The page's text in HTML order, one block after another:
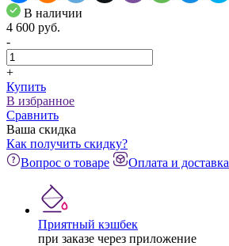
В наличии
4 600 pуб.
-
+
Купить
В избранное
Сравнить
Ваша скидка
Как получить скидку?
Вопрос о товаре
Оплата и доставка
Приятный кэшбек
при заказе через приложение